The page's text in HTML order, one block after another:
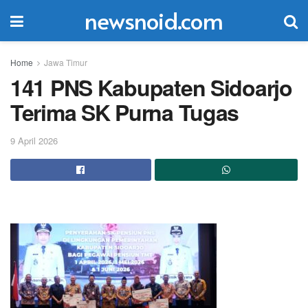
newsnoid.com
Home Jawa Timur
141 PNS Kabupaten Sidoarjo
Terima SK Purna Tugas
9 April 2026